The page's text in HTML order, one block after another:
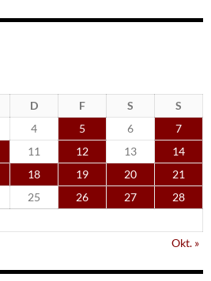
D F S
S
4 5 6
7
11 12 13
14
18 19 20
21
25 26 27
28
Okt. »